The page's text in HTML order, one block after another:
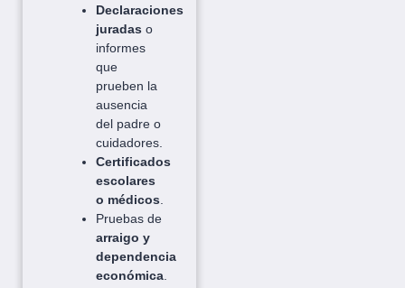
Declaraciones
juradas o
informes
que
prueben la
ausencia
del padre o
cuidadores.
Certificados
escolares
o médicos.
Pruebas de
arraigo y
dependencia
económica.